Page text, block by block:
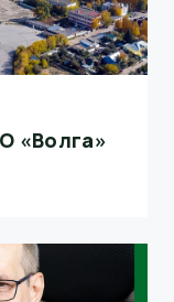
«Волга»